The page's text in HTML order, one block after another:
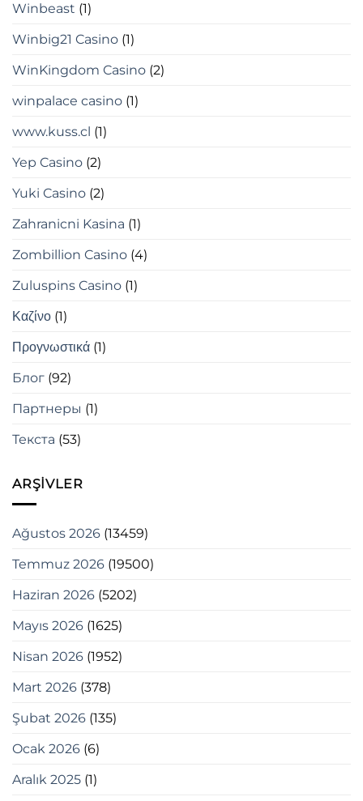
Winbeast (1)
Winbig21 Casino (1)
WinKingdom Casino (2)
winpalace casino (1)
www.kuss.cl (1)
Yep Casino (2)
Yuki Casino (2)
Zahranicni Kasina (1)
Zombillion Casino (4)
Zuluspins Casino (1)
Καζίνο (1)
Προγνωστικά (1)
Блог (92)
Партнеры (1)
Текста (53)
ARŞIVLER
Ağustos 2026 (13459)
Temmuz 2026 (19500)
Haziran 2026 (5202)
Mayıs 2026 (1625)
Nisan 2026 (1952)
Mart 2026 (378)
Şubat 2026 (135)
Ocak 2026 (6)
Aralık 2025 (1)